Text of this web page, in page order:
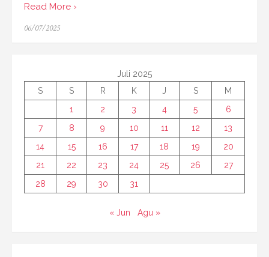
Read More ›
Posted
06/07/2025
Juli 2025
S
S R K J S
M
1
2 3 4 5
6
7
8 9 10 11 12
13
14
15 16 17 18 19
20
21
22 23 24 25 26
27
28
29 30 31
« Jun Agu »